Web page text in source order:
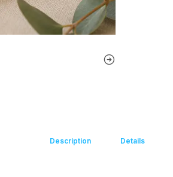
Description Details